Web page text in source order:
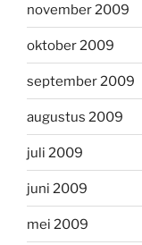
november 2009
oktober 2009
september 2009
augustus 2009
juli 2009
juni 2009
mei 2009